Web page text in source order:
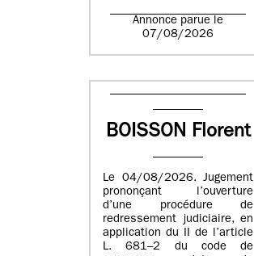
Annonce parue le
07/08/2026
BOISSON Florent
Le 04/08/2026. Jugement
prononçant l’ouverture
d’une procédure de
redressement judiciaire, en
application du II de l’article
L. 681–2 du code de